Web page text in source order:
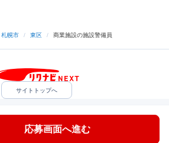
札幌市 / 東区 / 商業施設の施設警備員
応募画面へ進む
サイトトップへ
様
ヘルプ・お問い合わせ
（C）Indeed Inc.